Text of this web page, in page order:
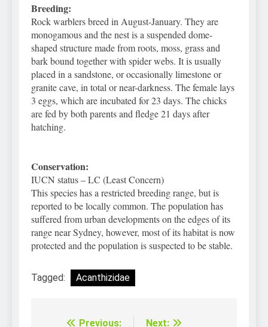
Breeding:
Rock warblers breed in August-January. They are
monogamous and the nest is a suspended dome-
shaped structure made from roots, moss, grass and
bark bound together with spider webs. It is usually
placed in a sandstone, or occasionally limestone or
granite cave, in total or near-darkness. The female lays
3 eggs, which are incubated for 23 days. The chicks
are fed by both parents and fledge 21 days after
hatching.
Conservation:
IUCN status – LC (Least Concern)
This species has a restricted breeding range, but is
reported to be locally common. The population has
suffered from urban developments on the edges of its
range near Sydney, however, most of its habitat is now
protected and the population is suspected to be stable.
Tagged: Acanthizidae
Previous: Next: